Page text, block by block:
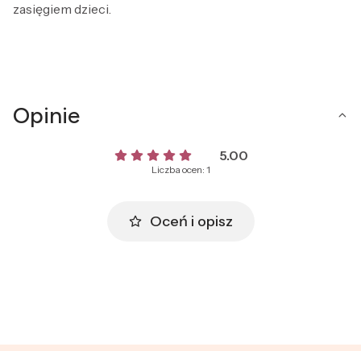
zasięgiem dzieci.
Opinie
5.00
Liczba ocen: 1
Oceń i opisz